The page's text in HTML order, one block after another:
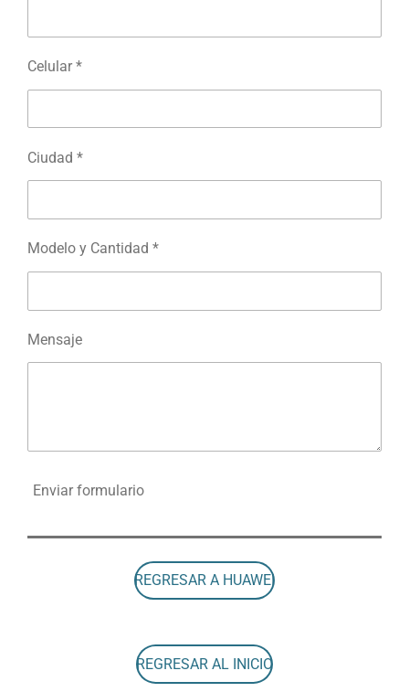
Celular *
Ciudad *
Modelo y Cantidad *
Mensaje
Enviar formulario
REGRESAR A HUAWEI
REGRESAR AL INICIO